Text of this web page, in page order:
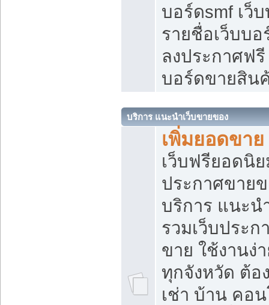
บอร์ดsmf เว็
รายชื่อเว็บบ
ลงประกาศฟรี
บอร์ดขายสิน
บริการ แนะนำเว็บขายของ
เพิ่มยอดขา
เว็บฟรียอดนิ
ประกาศขาย
บริการ แนะน
รวมเว็บประก
ขาย ใช้งานง่
ทุกจังหวัด ต้อ
เช่า บ้าน คอ